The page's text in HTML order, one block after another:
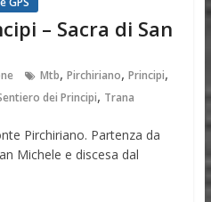
– Sacra di San
Mtb, Pirchiriano, Principi,
dei Principi, Trana
Pirchiriano. Partenza da
Michele e discesa dal